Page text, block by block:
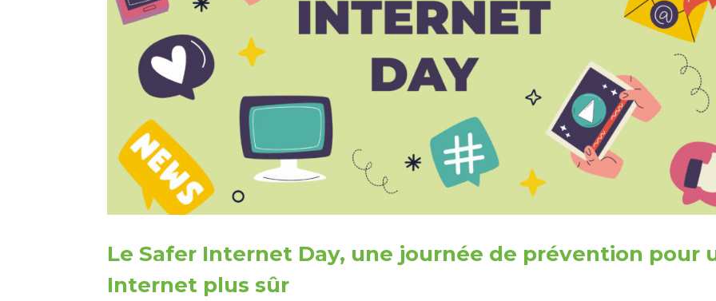
Le Safer Internet Day, une journée de prévention pour
Internet plus sûr